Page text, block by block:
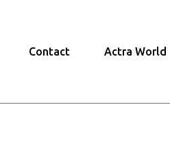
Contact Actra World